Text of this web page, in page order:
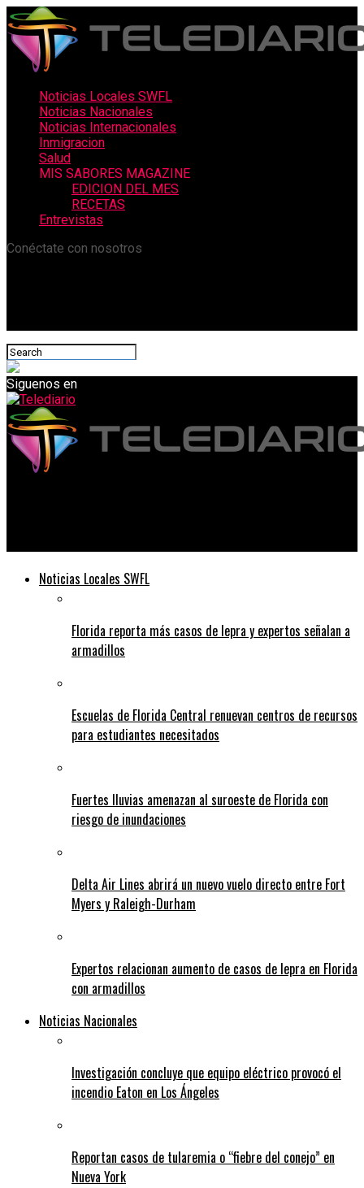
Noticias Locales SWFL
Noticias Nacionales
Noticias Internacionales
Inmigracion
Salud
MIS SABORES MAGAZINE
EDICION DEL MES
RECETAS
Entrevistas
Conéctate con nosotros
Siguenos en
Noticias Locales SWFL
Florida reporta más casos de lepra y expertos señalan a
armadillos
Escuelas de Florida Central renuevan centros de recursos
para estudiantes necesitados
Fuertes lluvias amenazan al suroeste de Florida con
riesgo de inundaciones
Delta Air Lines abrirá un nuevo vuelo directo entre Fort
Myers y Raleigh-Durham
Expertos relacionan aumento de casos de lepra en Florida
con armadillos
Noticias Nacionales
Investigación concluye que equipo eléctrico provocó el
incendio Eaton en Los Ángeles
Reportan casos de tularemia o “fiebre del conejo” en
Nueva York